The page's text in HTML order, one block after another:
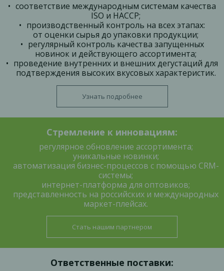
соответствие международным системам качества
ISO и HACCP;
производственный контроль на всех этапах:
от оценки сырья до упаковки продукции;
регулярный контроль качества запущенных
новинок и действующего ассортимента;
проведение внутренних и внешних дегустаций для
подтверждения высоких вкусовых характеристик.
Узнать подробнее
Стремление к инновациям:
регулярное обновление ассортимента;
уникальные новинки;
автоматизация бизнес-процессов с помощью CRM-
системы;
интернет-платформа для оптовиков;
представленность на российских и международных
маркет-плейсах.
Стать нашим партнером
Ответственные поставки: